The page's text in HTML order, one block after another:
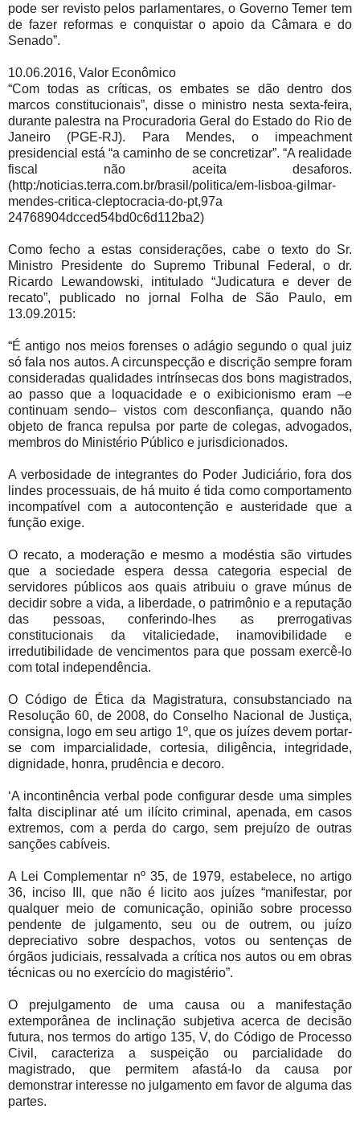
pode ser revisto pelos parlamentares, o Governo Temer tem
de fazer reformas e conquistar o apoio da Câmara e do
Senado”.
10.06.2016, Valor Econômico
“Com todas as críticas, os embates se dão dentro dos
marcos constitucionais”, disse o ministro nesta sexta-feira,
durante palestra na Procuradoria Geral do Estado do Rio de
Janeiro (PGE-RJ). Para Mendes, o impeachment
presidencial está “a caminho de se concretizar”. “A realidade
fiscal não aceita desaforos.
(http:/noticias.terra.com.br/brasil/politica/em-lisboa-gilmar-
mendes-critica-cleptocracia-do-pt,97a
24768904dcced54bd0c6d112ba2)
Como fecho a estas considerações, cabe o texto do Sr.
Ministro Presidente do Supremo Tribunal Federal, o dr.
Ricardo Lewandowski, intitulado “Judicatura e dever de
recato”, publicado no jornal Folha de São Paulo, em
13.09.2015:
“É antigo nos meios forenses o adágio segundo o qual juiz
só fala nos autos. A circunspecção e discrição sempre foram
consideradas qualidades intrínsecas dos bons magistrados,
ao passo que a loquacidade e o exibicionismo eram –e
continuam sendo– vistos com desconfiança, quando não
objeto de franca repulsa por parte de colegas, advogados,
membros do Ministério Público e jurisdicionados.
A verbosidade de integrantes do Poder Judiciário, fora dos
lindes processuais, de há muito é tida como comportamento
incompatível com a autocontenção e austeridade que a
função exige.
O recato, a moderação e mesmo a modéstia são virtudes
que a sociedade espera dessa categoria especial de
servidores públicos aos quais atribuiu o grave múnus de
decidir sobre a vida, a liberdade, o patrimônio e a reputação
das pessoas, conferindo-lhes as prerrogativas
constitucionais da vitaliciedade, inamovibilidade e
irredutibilidade de vencimentos para que possam exercê-lo
com total independência.
O Código de Ética da Magistratura, consubstanciado na
Resolução 60, de 2008, do Conselho Nacional de Justiça,
consigna, logo em seu artigo 1º, que os juízes devem portar-
se com imparcialidade, cortesia, diligência, integridade,
dignidade, honra, prudência e decoro.
‘A incontinência verbal pode configurar desde uma simples
falta disciplinar até um ilícito criminal, apenada, em casos
extremos, com a perda do cargo, sem prejuízo de outras
sanções cabíveis.
A Lei Complementar nº 35, de 1979, estabelece, no artigo
36, inciso III, que não é licito aos juízes “manifestar, por
qualquer meio de comunicação, opinião sobre processo
pendente de julgamento, seu ou de outrem, ou juízo
depreciativo sobre despachos, votos ou sentenças de
órgãos judiciais, ressalvada a crítica nos autos ou em obras
técnicas ou no exercício do magistério”.
O prejulgamento de uma causa ou a manifestação
extemporânea de inclinação subjetiva acerca de decisão
futura, nos termos do artigo 135, V, do Código de Processo
Civil, caracteriza a suspeição ou parcialidade do
magistrado, que permitem afastá-lo da causa por
demonstrar interesse no julgamento em favor de alguma das
partes.